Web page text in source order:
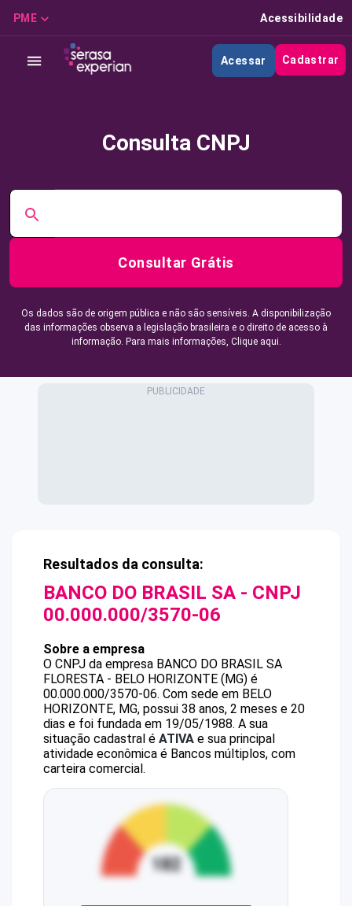
PME Acessibilidade
Acessar Cadastrar
Consulta CNPJ
Consultar Grátis
Os dados são de origem pública e não são sensíveis. A disponibilização
das informações observa a legislação brasileira e o direito de acesso à
informação. Para mais informações, Clique aqui.
Resultados da consulta:
BANCO DO BRASIL SA - CNPJ
00.000.000/3570-06
Sobre a empresa
O CNPJ da empresa BANCO DO BRASIL SA
FLORESTA - BELO HORIZONTE (MG) é
00.000.000/3570-06. Com sede em BELO
HORIZONTE, MG, possui 38 anos, 2 meses e 20
dias e foi fundada em 19/05/1988. A sua
situação cadastral é ATIVA e sua principal
atividade econômica é Bancos múltiplos, com
carteira comercial.